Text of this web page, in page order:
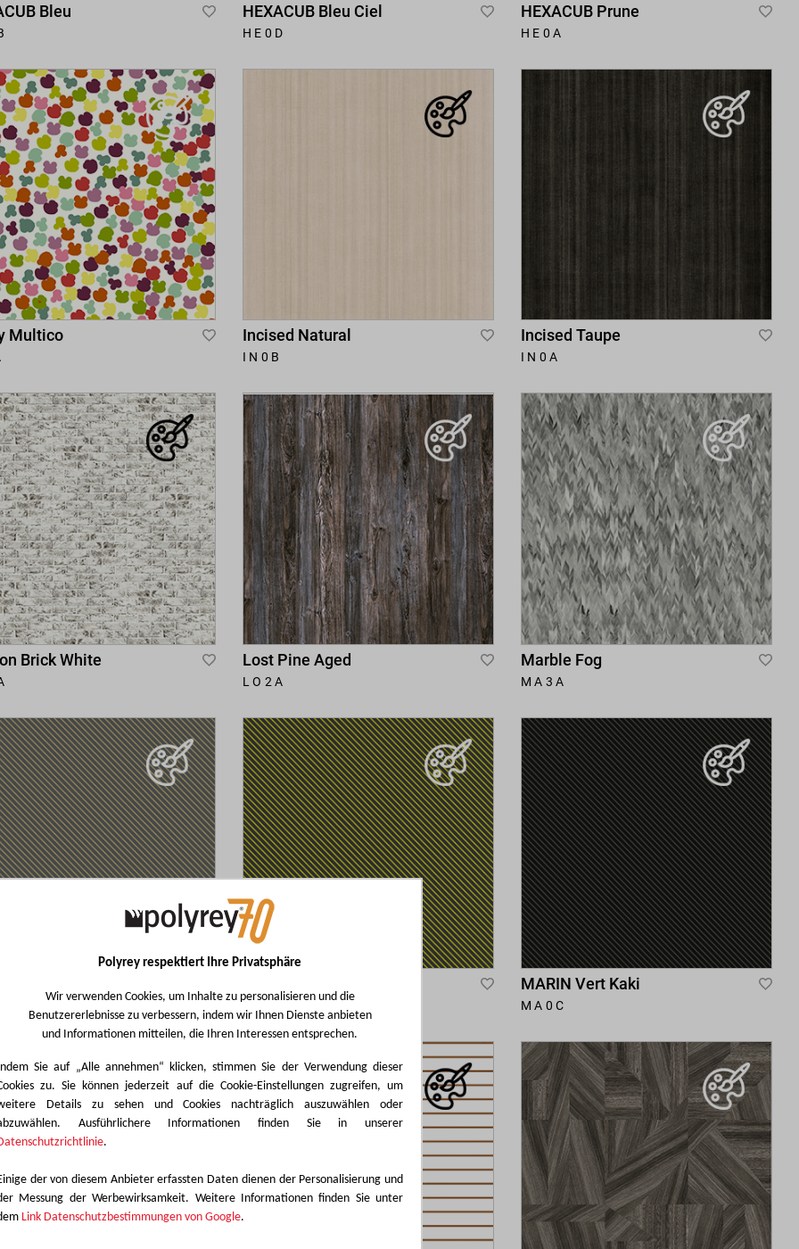
Polyrey respektiert Ihre Privatsphäre
Wir verwenden Cookies, um Inhalte zu personalisieren und die
Benutzererlebnisse zu verbessern, indem wir Ihnen Dienste anbieten
und Informationen mitteilen, die Ihren Interessen entsprechen.
Sie auf „Alle annehmen“ klicken, stimmen Sie der Verwendung dieser
zu. Sie können jederzeit auf die Cookie-Einstellungen zugreifen, um
Details zu sehen und Cookies nachträglich auszuwählen oder
Ausführlichere Informationen finden Sie in unserer
.
der von diesem Anbieter erfassten Daten dienen der Personalisierung und
Messung der Werbewirksamkeit. Weitere Informationen finden Sie unter
Link Datenschutzbestimmungen von Google.
Bleu
Add
Wish
List
HEXACUB Bleu Ciel
HE0D
Add
Wish
HEXACUB Prune
HE0A
Add
Multico
Add
Wish
List
Incised Natural
IN0B
Add
Wish
List
Incised Taupe
IN0A
Add
List
Brick White
Add
Wish
List
Lost Pine Aged
LO2A
Add
Wish
List
Marble Fog
MA3A
Add
List
Add
to
List
MA0E
Add
Wish
List
MARIN Vert Kaki
MA0C
Add
List